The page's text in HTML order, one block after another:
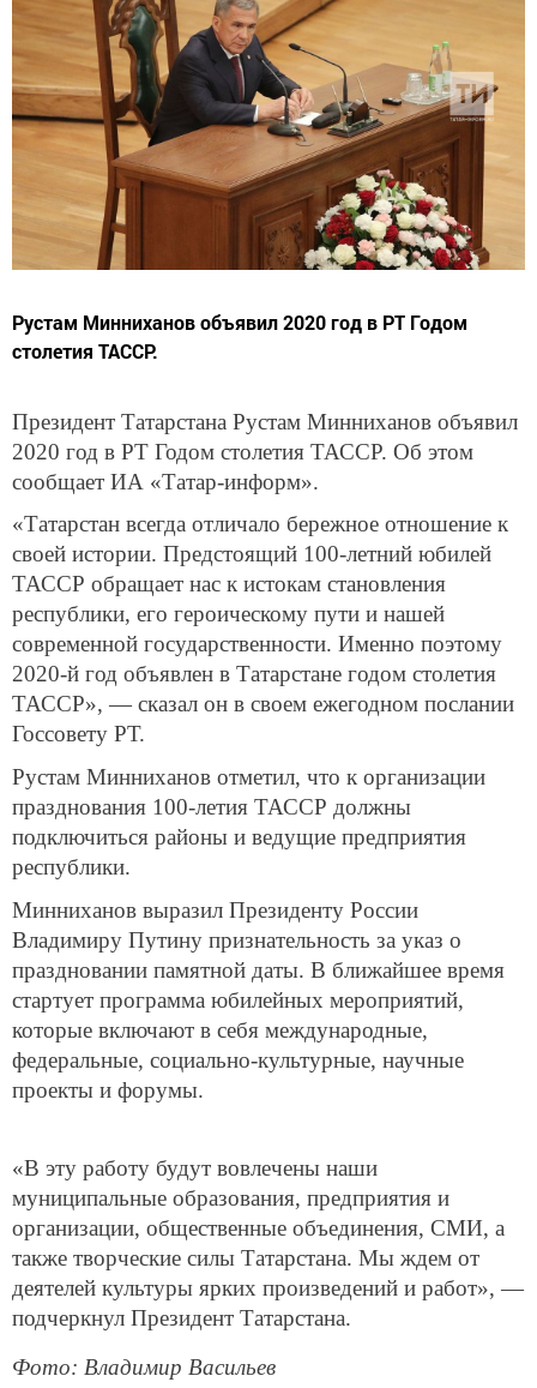
Рустам Минниханов объявил 2020 год в РТ Годом
столетия ТАССР.
Президент Татарстана Рустам Минниханов объявил
2020 год в РТ Годом столетия ТАССР. Об этом
сообщает ИА «Татар-информ».
«Татарстан всегда отличало бережное отношение к
своей истории. Предстоящий 100-летний юбилей
ТАССР обращает нас к истокам становления
республики, его героическому пути и нашей
современной государственности. Именно поэтому
2020-й год объявлен в Татарстане годом столетия
ТАССР», — сказал он в своем ежегодном послании
Госсовету РТ.
Рустам Минниханов отметил, что к организации
празднования 100-летия ТАССР должны
подключиться районы и ведущие предприятия
республики.
Минниханов выразил Президенту России
Владимиру Путину признательность за указ о
праздновании памятной даты. В ближайшее время
стартует программа юбилейных мероприятий,
которые включают в себя международные,
федеральные, социально-культурные, научные
проекты и форумы.
«В эту работу будут вовлечены наши
муниципальные образования, предприятия и
организации, общественные объединения, СМИ, а
также творческие силы Татарстана. Мы ждем от
деятелей культуры ярких произведений и работ», —
подчеркнул Президент Татарстана.
Фото: Владимир Васильев